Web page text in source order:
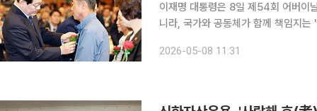
이재명 대통령은 8일 제54회 어버이
니라, 국가와 공동체가 함께 책임지는 '국
든 부모님께 깊은 존경과 감사의 인사
2026-05-08 11:31